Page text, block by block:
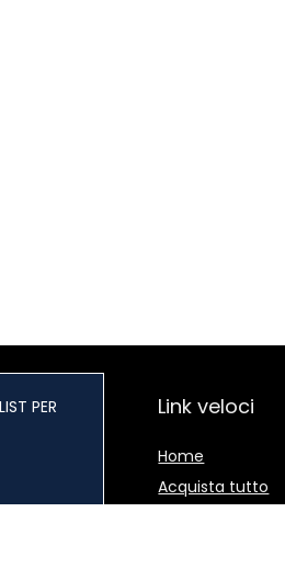
PER
Link veloci
Home
Acquista tutto